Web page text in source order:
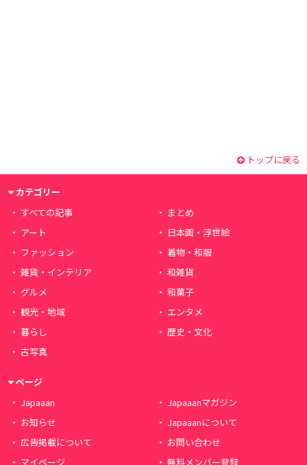
トップに戻る
カテゴリー
すべての記事
まとめ
アート
日本画・浮世絵
ファッション
着物・和服
雑貨・インテリア
和雑貨
グルメ
和菓子
観光・地域
エンタメ
暮らし
歴史・文化
古写真
ページ
Japaaan
Japaaanマガジン
お知らせ
Japaaanについて
広告掲載について
お問い合わせ
マイページ
無料メンバー登録